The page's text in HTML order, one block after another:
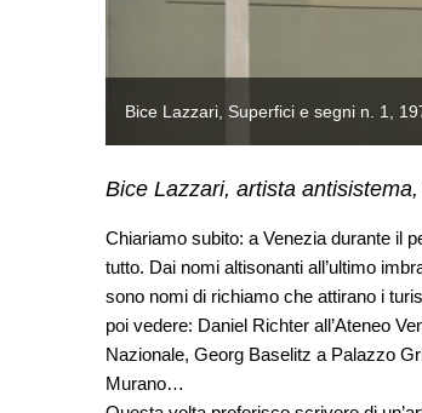
Bice Lazzari, Superfici e segni n. 1,
Bice Lazzari, artista
Chiariamo subito: a Venezia durante il
tutto. Dai nomi altisonanti all’ultimo
sono nomi di richiamo che attirano i
poi vedere: Daniel Richter all’Ateneo
Nazionale, Georg Baselitz a Palazzo
Murano…